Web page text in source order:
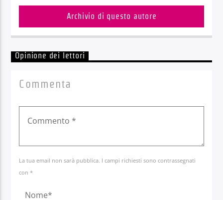
Archivio di questo autore
Opinione dei lettori
Commenta
La tua email non sarà pubblica. I campi richiesti sono contrassegnati
con *